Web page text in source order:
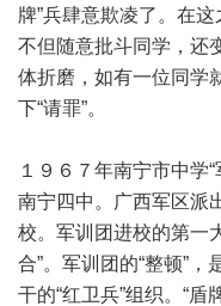
牌”兵肆意欺凌了。在
不但随意批斗同学，还
体折磨，如有一位同学
下“请罪”。
１９６７年南宁市中学
南宁四中。广西军区派
校。军训团进校的第一
合”。军训团的“整顿”，
干的“红卫兵”组织。“盾